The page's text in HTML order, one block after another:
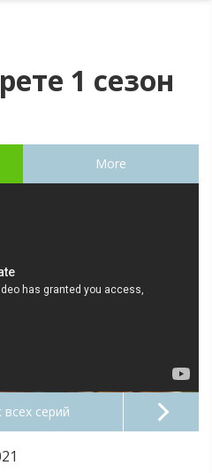
1 сезон
More
всех серий